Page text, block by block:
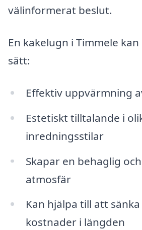
välinformerat beslut.
En kakelugn i Timmele
sätt:
Effektiv uppvärmning
Estetiskt tilltalande i
inredningsstilar
Skapar en behaglig
atmosfär
Kan hjälpa till att
kostnader i längden